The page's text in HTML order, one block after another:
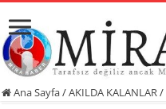
Ana Sayfa/AKILDA KALANLAR /